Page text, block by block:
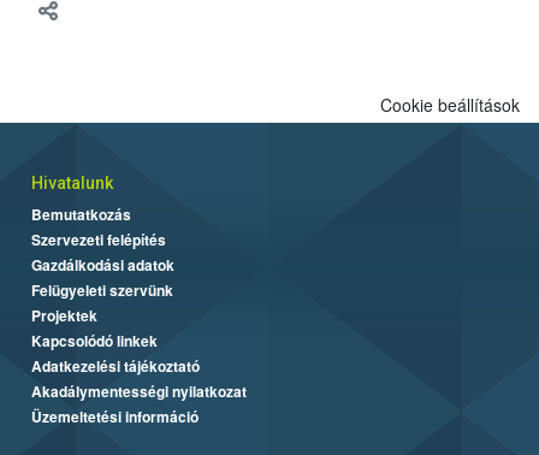
Cookie beállítások
Hivatalunk
Bemutatkozás
Szervezeti felépítés
Gazdálkodási adatok
Felügyeleti szervünk
Projektek
Kapcsolódó linkek
Adatkezelési tájékoztató
Akadálymentességi nyilatkozat
Üzemeltetési információ